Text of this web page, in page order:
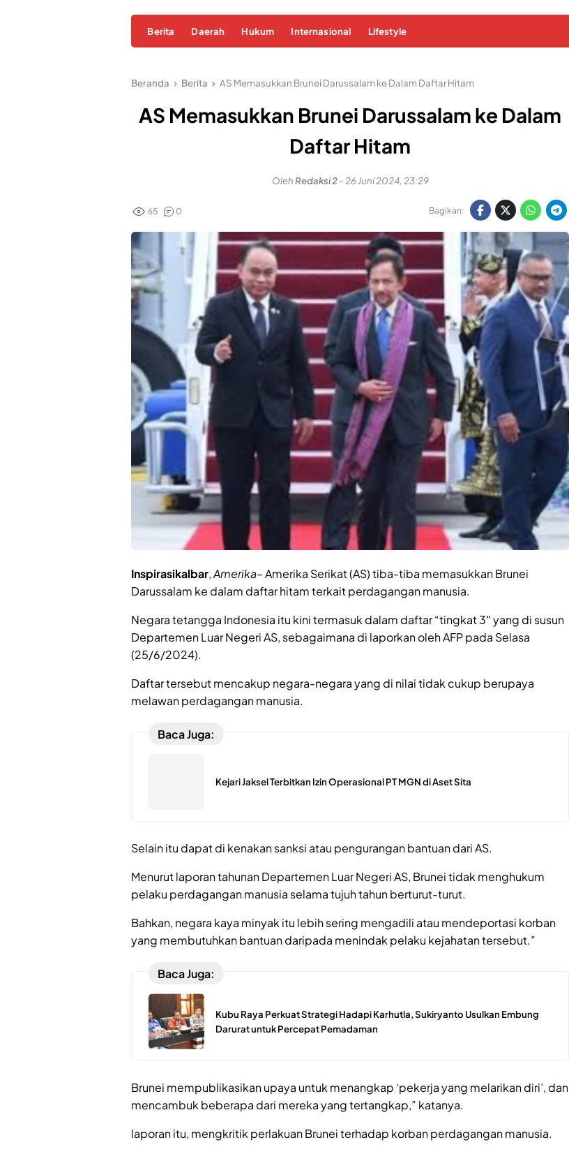
Berita Daerah Hukum Internasional Lifestyle
Beranda Berita AS Memasukkan Brunei Darussalam ke Dalam Daftar Hitam
AS Memasukkan Brunei Darussalam ke Dalam
Daftar Hitam
OlehRedaksi 2 - 26 Juni 2024, 23:29
65 0 Bagikan:
Inspirasikalbar,Amerika– Amerika Serikat (AS) tiba-tiba memasukkan Brunei
Darussalam ke dalam daftar hitam terkait perdagangan manusia.
Negara tetangga Indonesia itu kini termasuk dalam daftar “tingkat 3″ yang di susun
Departemen Luar Negeri AS, sebagaimana di laporkan oleh AFP pada Selasa
(25/6/2024).
Daftar tersebut mencakup negara-negara yang di nilai tidak cukup berupaya
melawan perdagangan manusia.
Baca Juga:
Kejari Jaksel Terbitkan Izin Operasional PT MGN di Aset Sita
Selain itu dapat di kenakan sanksi atau pengurangan bantuan dari AS.
Menurut laporan tahunan Departemen Luar Negeri AS, Brunei tidak menghukum
pelaku perdagangan manusia selama tujuh tahun berturut-turut.
Bahkan, negara kaya minyak itu lebih sering mengadili atau mendeportasi korban
yang membutuhkan bantuan daripada menindak pelaku kejahatan tersebut.”
Baca Juga:
Kubu Raya Perkuat Strategi Hadapi Karhutla, Sukiryanto Usulkan Embung
Darurat untuk Percepat Pemadaman
Brunei mempublikasikan upaya untuk menangkap ‘pekerja yang melarikan diri’, dan
mencambuk beberapa dari mereka yang tertangkap,” katanya.
laporan itu, mengkritik perlakuan Brunei terhadap korban perdagangan manusia.